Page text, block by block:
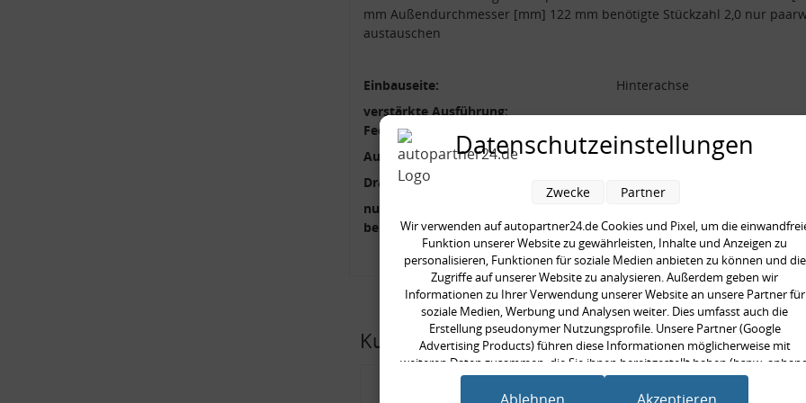
mm Außendurchmesser [mm] 122 mm benötigte Stückzahl 2,0 nur
austauschen
Einbauseite:
Hinterachse
verstärkte Ausführung:
Federform:
Außendurchmesser [mm]:
122 mm
Drahtdurchmesser [mm]:
nur paarweise austauschen:
benötigte Stückzahl:
2,0
Kunden kauften auch
Datenschutzeinstellungen
Wir verwenden auf autopartner24.de Cookies und Pixel, um die
Funktion unserer Website zu gewährleisten, Inhalte und Anzeigen zu
personalisieren, Funktionen für soziale Medien anbieten zu können und die
Zugriffe auf unserer Website zu analysieren. Außerdem geben wir
Informationen zu Ihrer Verwendung unserer Website an unsere Partner für
soziale Medien, Werbung und Analysen weiter. Dies umfasst auch die
Erstellung pseudonymer Nutzungsprofile. Unsere Partner (Google
Advertising Products) führen diese Informationen möglicherweise mit
weiteren Daten zusammen, die Sie ihnen bereitgestellt haben (bspw.
eines persönlichen Accounts) oder welche sie im Rahmen Ihrer Nutzung der
Dienste gesammelt haben (bspw. Nutzungsdaten anderer Geräte). Ihre
Zwecke Partner
Ablehnen Akzeptieren